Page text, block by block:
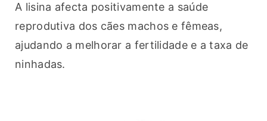
A lisina afecta positivamente a saúde
reprodutiva dos cães machos e fêmeas,
ajudando a melhorar a fertilidade e a taxa de
ninhadas.